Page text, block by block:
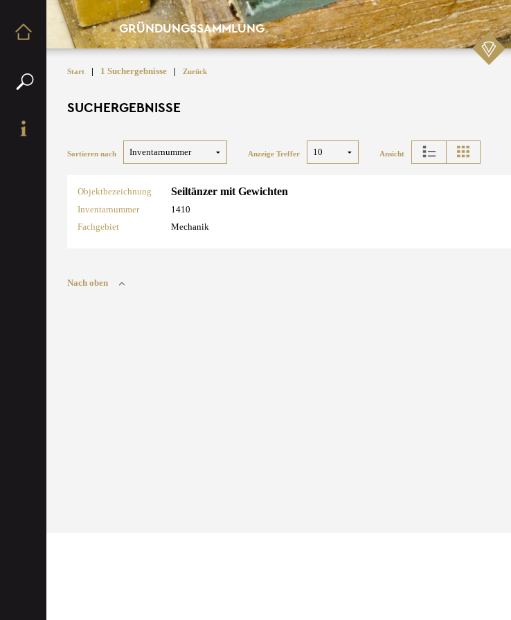
GRÜNDUNGSSAMMLUNG
Start | 1 Suchergebnisse | Zurück
SUCHERGEBNISSE
Sortieren nach Anzeige Treffer Ansicht
Objektbezeichnung Seiltänzer mit Gewichten
Inventarnummer
1410
Fachgebiet
Mechanik
Nach oben